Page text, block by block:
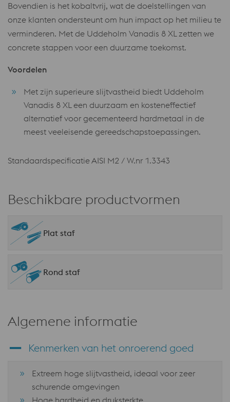
Bovendien is het kobaltvrij, wat de doelstellingen van
onze klanten ondersteunt om hun impact op het milieu te
verminderen. Met de Uddeholm Vanadis 8 XL zetten we
concrete stappen voor een duurzame toekomst.
Voordelen
Met zijn superieure slijtvastheid biedt Uddeholm
Vanadis 8 XL een duurzaam en kosteneffectief
alternatief voor gecementeerd hardmetaal in de
meest veeleisende gereedschapstoepassingen.
Standaardspecificatie AISI M2 / W.nr 1.3343
Beschikbare productvormen
Plat staf
Rond staf
Algemene informatie
Kenmerken van het onroerend goed
Extreem hoge slijtvastheid, ideaal voor zeer
schurende omgevingen